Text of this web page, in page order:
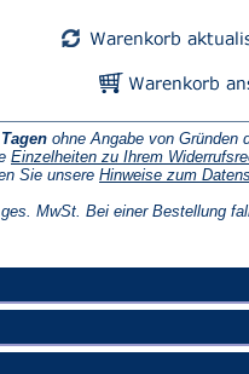
ohne Angabe von Gründen
Einzelheiten zu Ihrem
Sie unsere Hinweise zum
MwSt. Bei einer Bestellung